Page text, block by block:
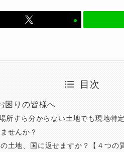
目次
困りの皆様へ
所すら分からない土地でも現地特
せんか？
土地、国に返せますか？【４つの